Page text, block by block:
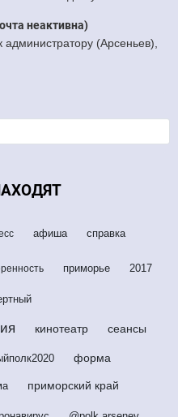
неактивна)
(Арсеньев),
афиша справка
приморье 2017
кинотеатр сеансы
форма
приморский край